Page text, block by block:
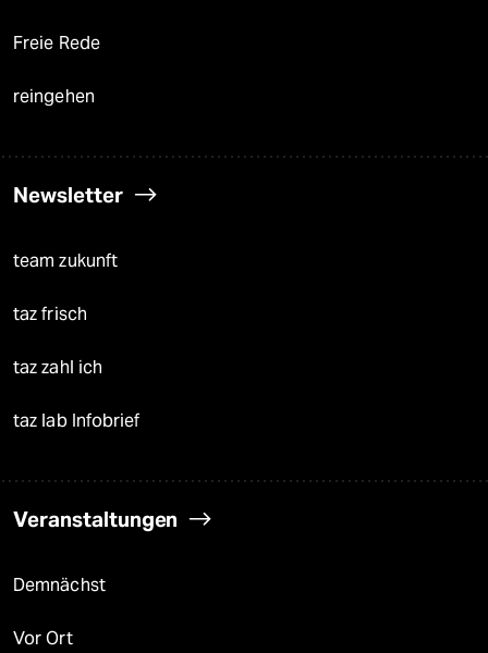
Freie Rede
reingehen
Newsletter
team zukunft
taz frisch
taz zahl ich
taz lab Infobrief
Veranstaltungen
Demnächst
Vor Ort